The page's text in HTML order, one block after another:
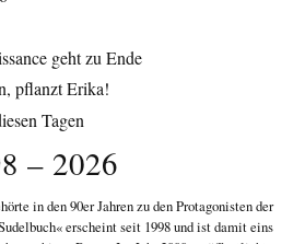
geht zu Ende
pflanzt Erika!
Tagen
– 2026
in den 90er Jahren zu den Protagonisten der
erscheint seit 1998 und ist damit eins